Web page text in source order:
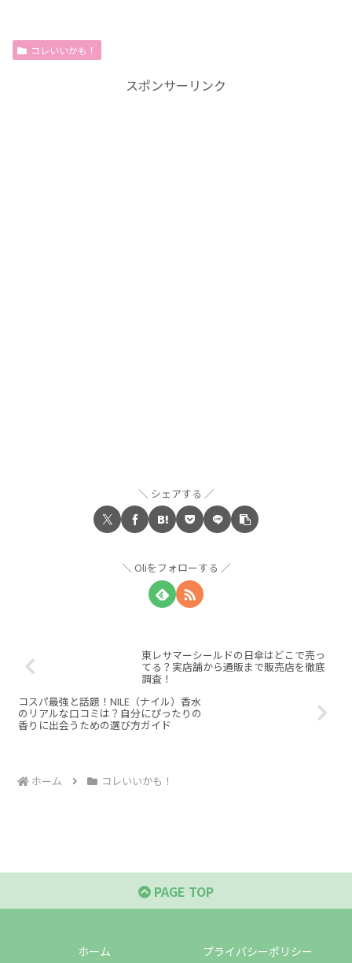
コレいいかも！
スポンサーリンク
シェアする
Oliをフォローする
東レサマーシールドの日傘はどこで売っ
てる？実店舗から通販まで販売店を徹底
調査！
コスパ最強と話題！NILE（ナイル）香水
のリアルな口コミは？自分にぴったりの
香りに出会うための選び方ガイド
ホーム コレいいかも！
PAGE TOP
ホーム プライバシーポリシー